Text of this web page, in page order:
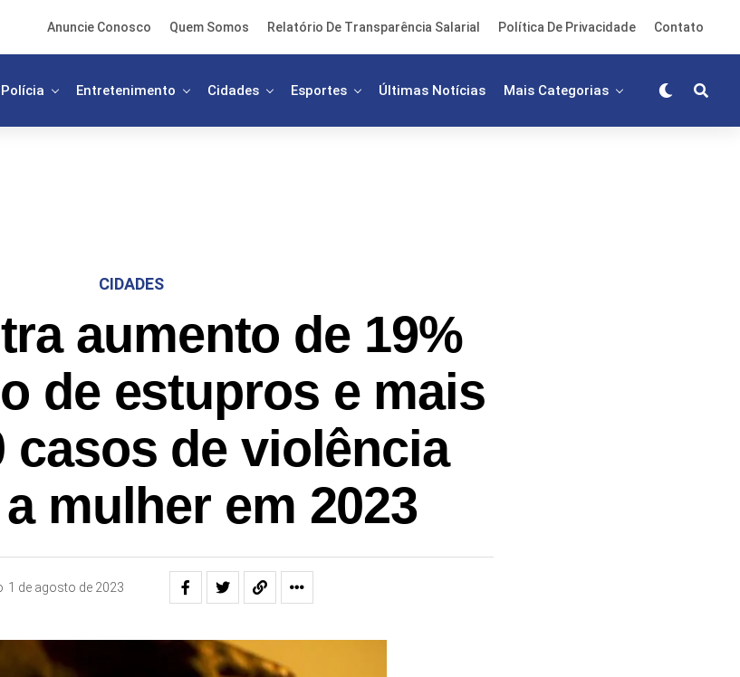
Anuncie Conosco Quem Somos Relatório De Transparência Salarial Política De Privacidade Contato
Polícia Entretenimento Cidades Esportes Últimas Notícias Mais Categorias
CIDADES
aumento de 19%
de estupros e mais
casos de violência
mulher em 2023
1 de agosto de 2023